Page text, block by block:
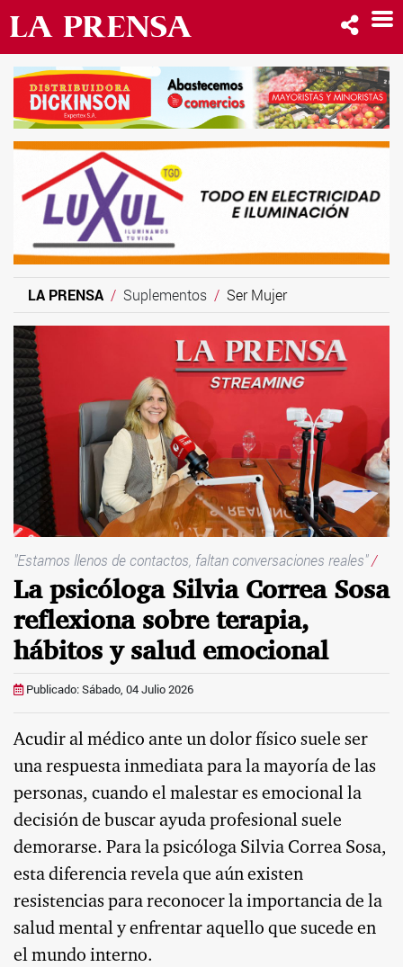
LA PRENSA Suplementos Ser Mujer
"Estamos llenos de contactos, faltan conversaciones reales"/
La psicóloga Silvia Correa Sosa
reflexiona sobre terapia,
hábitos y salud emocional
Publicado: Sábado, 04 Julio 2026
Acudir al médico ante un dolor físico suele ser
una respuesta inmediata para la mayoría de las
personas, cuando el malestar es emocional la
decisión de buscar ayuda profesional suele
demorarse. Para la psicóloga Silvia Correa Sosa,
esta diferencia revela que aún existen
resistencias para reconocer la importancia de la
salud mental y enfrentar aquello que sucede en
el mundo interno.